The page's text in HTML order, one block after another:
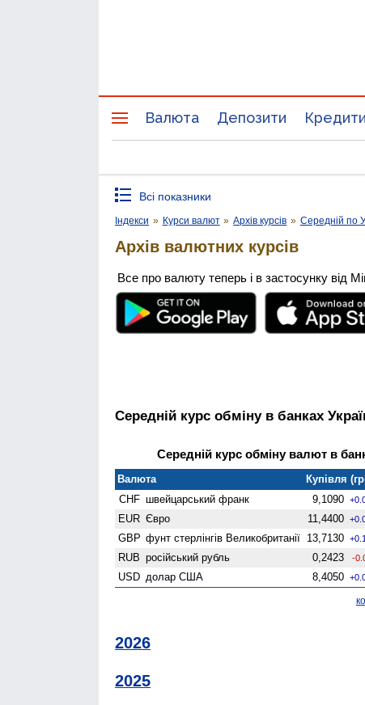
Валюта Депозити Кредити
Всі показники
Індекси » Курси валют » Архів курсів » Середній по
Архів валютних курсів
Все про валюту теперь і в застосунку від
Середній курс обміну в банках
Середній курс обміну валют в
Валюта Купівля
CHF швейцарський франк 9,1090
EUR Євро 11,4400
GBP фунт стерлінгів Велико­британії 13,7130
RUB російський рубль 0,2423 -
USD долар США 8,4050
2026
2025